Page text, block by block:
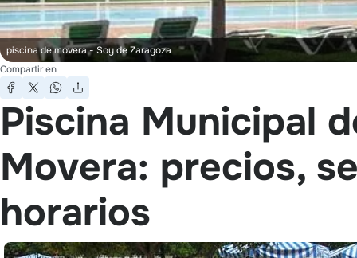
piscina de movera- Soy de Zaragoza
Compartir en
Piscina Municipal
Movera: precios,
horarios